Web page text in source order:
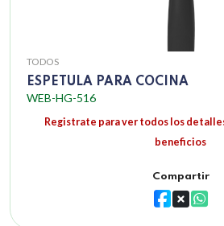
TODOS
ESPETULA PARA COCINA
WEB-HG-516
Registrate para ver todos los
beneficios
Compartir